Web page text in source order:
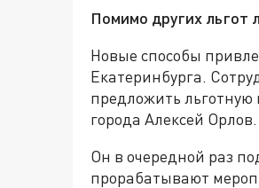
Помимо других льгот
Новые способы
Екатеринбурга.
предложить льготную
города Алексей Орлов.
Он в очередной раз
прорабатывают